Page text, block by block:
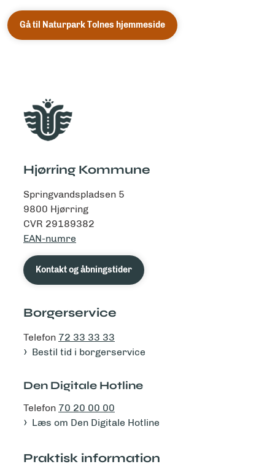
Gå til Naturpark Tolnes hjemmeside
Hjørring Kommune
Springvandspladsen 5
9800 Hjørring
CVR 29189382
EAN-numre
Kontakt og åbningstider
Borgerservice
Telefon 72 33 33 33
Bestil tid i borgerservice
Den Digitale Hotline
Telefon 70 20 00 00
Læs om Den Digitale Hotline
Praktisk information